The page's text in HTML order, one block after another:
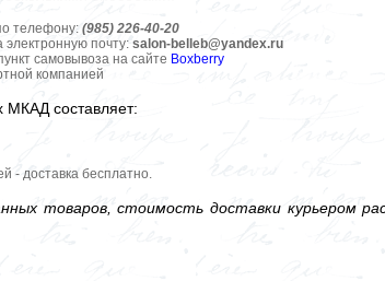
телефону: (985) 226-40-20
электронную почту: salon-belleb@yandex.ru
самовывоза на сайте Boxberry
компанией
МКАД составляет:
- доставка бесплатно.
товаров, стоимость доставки курьером